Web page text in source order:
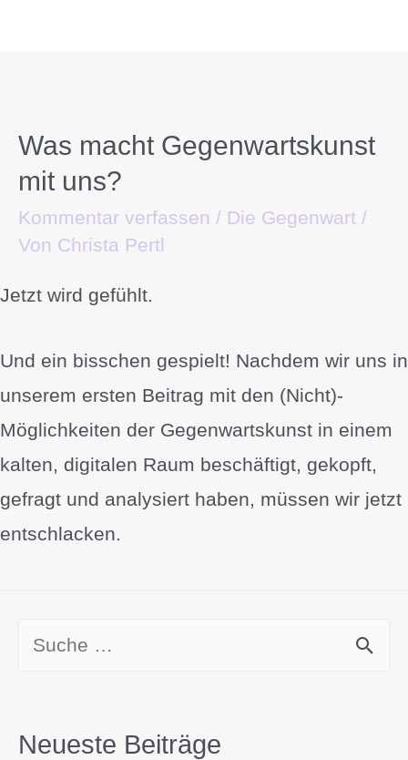
Was macht Gegenwartskunst
mit uns?
Kommentar verfassen / Die Gegenwart /
Von Christa Pertl
Jetzt wird gefühlt.
Und ein bisschen gespielt! Nachdem wir uns in
unserem ersten Beitrag mit den (Nicht)-
Möglichkeiten der Gegenwartskunst in einem
kalten, digitalen Raum beschäftigt, gekopft,
gefragt und analysiert haben, müssen wir jetzt
entschlacken.
Neueste Beiträge